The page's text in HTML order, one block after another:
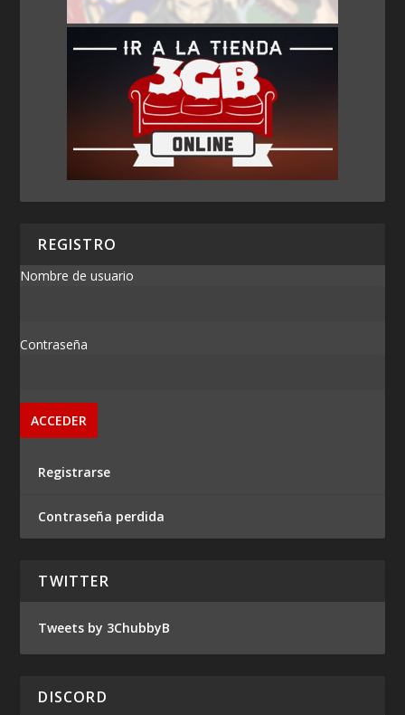
REGISTRO
Nombre de usuario
Contraseña
Registrarse
Contraseña perdida
TWITTER
Tweets by 3ChubbyB
DISCORD